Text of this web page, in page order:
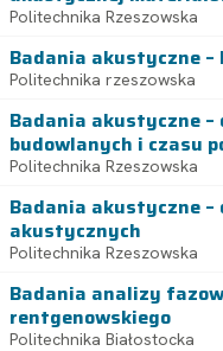
Politechnika Rzeszowska
Badania akustyczne –
Politechnika rzeszowska
Badania akustyczne
budowlanych i czasu
Politechnika Rzeszowska
Badania akustyczne
akustycznych
Politechnika Rzeszowska
Badania analizy
rentgenowskiego
Politechnika Białostocka